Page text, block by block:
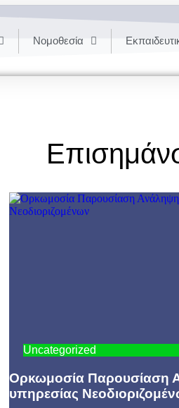
Νομοθεσία
Uncategorized
Ορκωμοσία Παρουσίαση
υπηρεσίας